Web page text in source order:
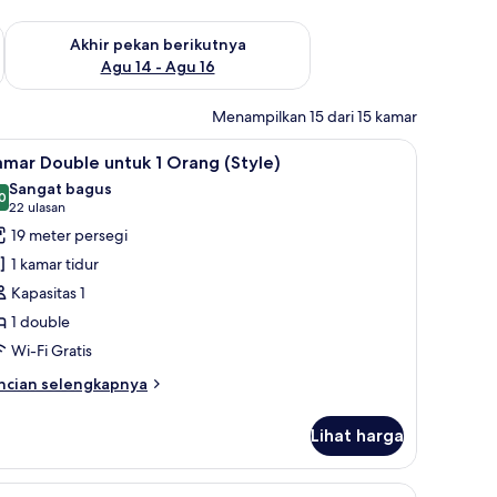
Agu 7 - Agu 9
Akhir pekan berikutnya
Agu 14 - Agu 16
Periksa ketersediaan untuk akhir pekan berikutnya Agu 14 -
Menampilkan 15 dari 15 kamar
kedap suara Seprai antialergi, brankas, meja kerja, dan
5 Double untuk 1 Orang (Style)
dari 10
Sangat bagus
22 ulasan
(22
ulasan)
19 meter persegi
1 kamar tidur
Kapasitas 1
1 double
Wi-Fi Gratis
selengkapnya
Lihat harga
kedap suara Seprai antialergi, brankas, meja kerja, dan